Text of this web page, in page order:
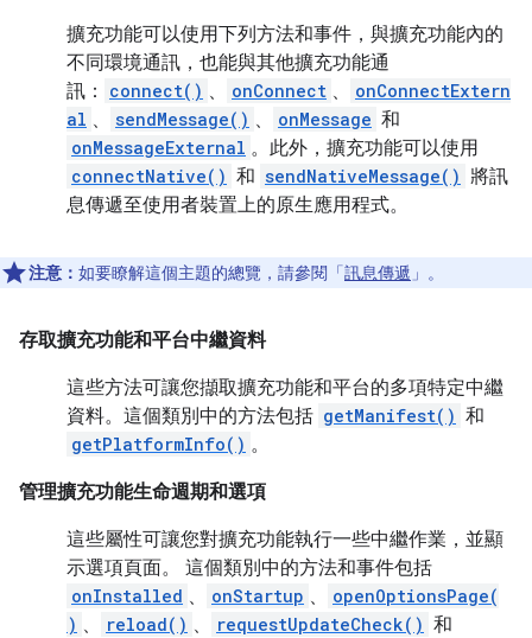
擴充功能可以使用下列方法和事件，與擴充功能內的
不同環境通訊，也能與其他擴充功能通
訊：
connect() 、 onConnect 、
onConnectExtern
al 、 sendMessage() 、 onMessage 和
onMessageExternal 。此外，擴充功能可以使用
connectNative() 和 sendNativeMessage() 將訊
息傳遞至使用者裝置上的原生應用程式。
注意： 如要瞭解這個主題的總覽，請參閱「訊息傳遞 」。
存取擴充功能和平台中繼資料
這些方法可讓您擷取擴充功能和平台的多項特定中繼
資料。這個類別中的方法包括 getManifest() 和
getPlatformInfo() 。
管理擴充功能生命週期和選項
這些屬性可讓您對擴充功能執行一些中繼作業，並顯
示選項頁面。 這個類別中的方法和事件包括
onInstalled 、 onStartup 、
openOptionsPage(
) 、 reload() 、 requestUpdateCheck() 和